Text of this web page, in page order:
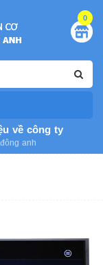
0
về công ty
anh